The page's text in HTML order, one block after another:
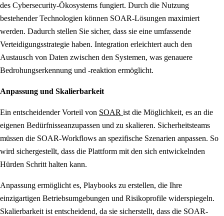
des Cybersecurity-Ökosystems fungiert. Durch die Nutzung
bestehender Technologien können SOAR-Lösungen maximiert
werden. Dadurch stellen Sie sicher, dass sie eine umfassende
Verteidigungsstrategie haben. Integration erleichtert auch den
Austausch von Daten zwischen den Systemen, was genauere
Bedrohungserkennung und -reaktion ermöglicht.
Anpassung und Skalierbarkeit
Ein entscheidender Vorteil von SOAR ist die Möglichkeit, es an die
eigenen Bedürfnisseanzupassen und zu skalieren. Sicherheitsteams
müssen die SOAR-Workflows an spezifische Szenarien anpassen. So
wird sichergestellt, dass die Plattform mit den sich entwickelnden
Hürden Schritt halten kann.
Anpassung ermöglicht es, Playbooks zu erstellen, die Ihre
einzigartigen Betriebsumgebungen und Risikoprofile widerspiegeln.
Skalierbarkeit ist entscheidend, da sie sicherstellt, dass die SOAR-